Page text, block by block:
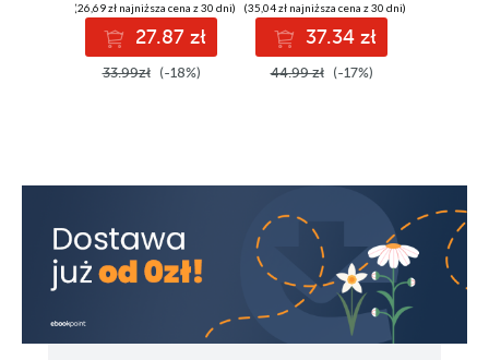
(26,69 zł najniższa cena z 30 dni)
27.87 zł
33.99zł (-18%)
(35,04 zł najniższa cena z 30 dni)
37.34 zł
44.99 zł (-17%)